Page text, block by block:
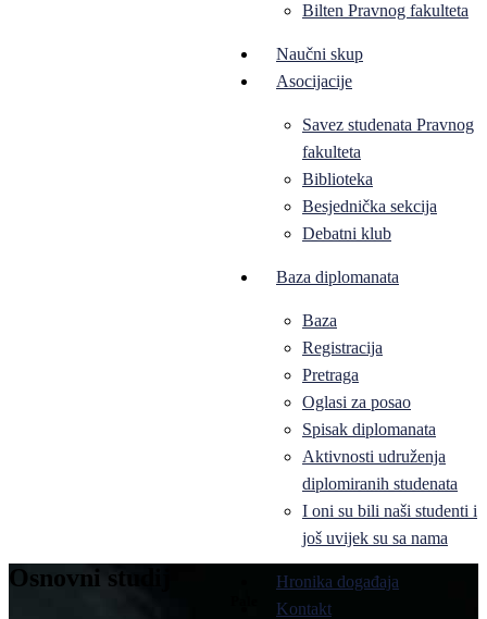
Bilten Pravnog fakulteta
Naučni skup
Asocijacije
Savez studenata Pravnog
fakulteta
Biblioteka
Besjednička sekcija
Debatni klub
Baza diplomanata
Baza
Registracija
Pretraga
Oglasi za posao
Spisak diplomanata
Aktivnosti udruženja
diplomiranih studenata
I oni su bili naši studenti i
još uvijek su sa nama
Hronika događaja
Kontakt
Osnovni studij